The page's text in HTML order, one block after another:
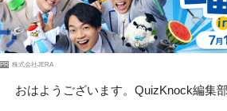
PR 株式会社JERA
おはようございます。QuizKnock編集部